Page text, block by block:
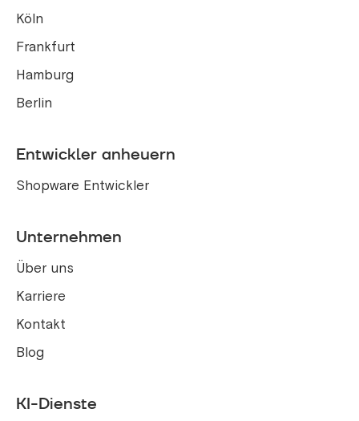
Köln
Frankfurt
Hamburg
Berlin
Entwickler anheuern
Shopware Entwickler
Unternehmen
Über uns
Karriere
Kontakt
Blog
KI-Dienste